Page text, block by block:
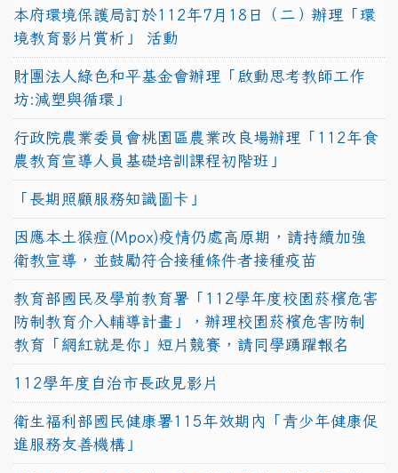
本府環境保護局訂於112年7月18日（二）辦理「環
境教育影片賞析」 活動
財團法人綠色和平基金會辦理「啟動思考教師工作
坊:減塑與循環」
行政院農業委員會桃園區農業改良場辦理「112年食
農教育宣導人員基礎培訓課程初階班」
「長期照顧服務知識圖卡」
因應本土猴痘(Mpox)疫情仍處高原期，請持續加強
衛教宣導，並鼓勵符合接種條件者接種疫苗
教育部國民及學前教育署「112學年度校園菸檳危害
防制教育介入輔導計畫」，辦理校園菸檳危害防制
教育「網紅就是你」短片競賽，請同學踴躍報名
112學年度自治市長政見影片
衛生福利部國民健康署115年效期內「青少年健康促
進服務友善機構」